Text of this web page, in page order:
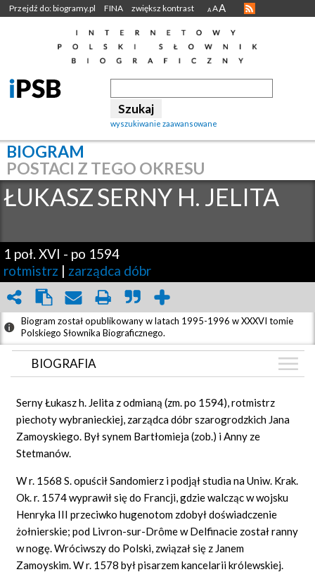
Przejdź do: biogramy.pl FINA zwiększ kontrast A AA
wyszukiwanie zaawansowane
BIOGRAM
POSTACI Z TEGO OKRESU
ŁUKASZSERNY H. JELITA
1 poł. XVI - po 1594
rotmistrz | zarządca dóbr
Biogram został opublikowany w latach 1995-1996 w XXXVI tomie
Polskiego Słownika Biograficznego.
BIOGRAFIA
ARTYKUŁY (1)
GRAF POWIĄZAŃ
Serny Łukasz h. Jelita z odmianą (zm. po 1594), rotmistrz
piechoty wybranieckiej, zarządca dóbr szarogrodzkich Jana
Zamoyskiego. Był synem Bartłomieja (zob.) i Anny ze
Stetmanów.
W r. 1568 S. opuścił Sandomierz i podjął studia na Uniw. Krak.
Ok. r. 1574 wyprawił się do Francji, gdzie walcząc w wojsku
Henryka III przeciwko hugenotom zdobył doświadczenie
żołnierskie; pod Livron-sur-Drôme w Delfinacie został ranny
w nogę. Wróciwszy do Polski, związał się z Janem
Zamoyskim. W r. 1578 był pisarzem kancelarii królewskiej.